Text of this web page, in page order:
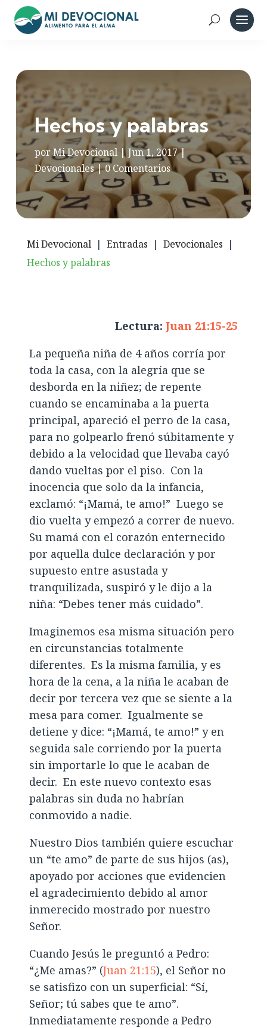
Hechos y palabras
porMi Devocional |Jun 1, 2017|
Devocionales|0 Comentarios
Mi Devocional | Entradas | Devocionales |
Hechos y palabras
Lectura: Juan 21:15-25
La pequeña niña de 4 años corría por
toda la casa, con la alegría que se
desborda en la niñez; de repente
cuando se encaminaba a la puerta
principal, apareció el perro de la casa,
para no golpearlo frenó súbitamente y
debido a la velocidad que llevaba cayó
dando vueltas por el piso. Con la
inocencia que solo da la infancia,
exclamó: “¡Mamá, te amo!” Luego se
dio vuelta y empezó a correr de nuevo.
Su mamá con el corazón enternecido
por aquella dulce declaración y por
supuesto entre asustada y
tranquilizada, suspiró y le dijo a la
niña: “Debes tener más cuidado”.
Imaginemos esa misma situación pero
en circunstancias totalmente
diferentes. Es la misma familia, y es
hora de la cena, a la niña le acaban de
decir por tercera vez que se siente a la
mesa para comer. Igualmente se
detiene y dice: “¡Mamá, te amo!” y en
seguida sale corriendo por la puerta
sin importarle lo que le acaban de
decir. En este nuevo contexto esas
palabras sin duda no habrían
conmovido a nadie.
Nuestro Dios también quiere escuchar
un “te amo” de parte de sus hijos (as),
apoyado por acciones que evidencien
el agradecimiento debido al amor
inmerecido mostrado por nuestro
Señor.
Cuando Jesús le preguntó a Pedro:
“¿Me amas?” (Juan 21:15), el Señor no
se satisfizo con un superficial: “Sí,
Señor; tú sabes que te amo”.
Inmediatamente responde a Pedro